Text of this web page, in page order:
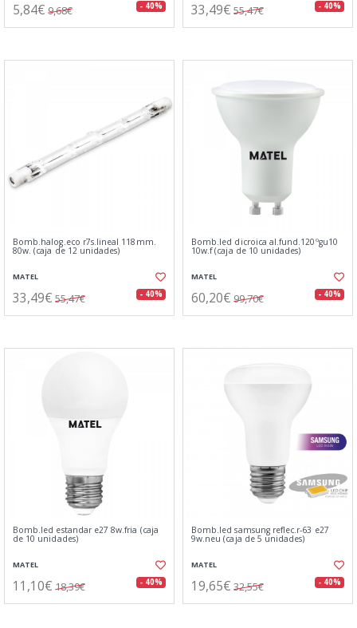
5,84€ 9,68€ - 40% 33,49€ 55,47€ - 40%
Bomb.halog.eco r7s.lineal 118mm.
80w. (caja de 12 unidades)
MATEL
33,49€ 55,47€ - 40%
Bomb.led dicroica al.fund.120ºgu10
10w.f (caja de 10 unidades)
MATEL
60,20€ 99,70€ - 40%
Bomb.led estandar e27 8w.fria (caja
de 10 unidades)
MATEL
11,10€ 18,39€ - 40%
Bomb.led samsung reflec.r-63 e27
9w.neu (caja de 5 unidades)
MATEL
19,65€ 32,55€ - 40%